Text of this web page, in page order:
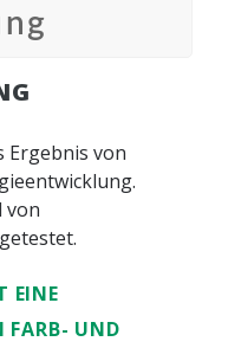
Ergebnis von
von
EINE
FARB- UND